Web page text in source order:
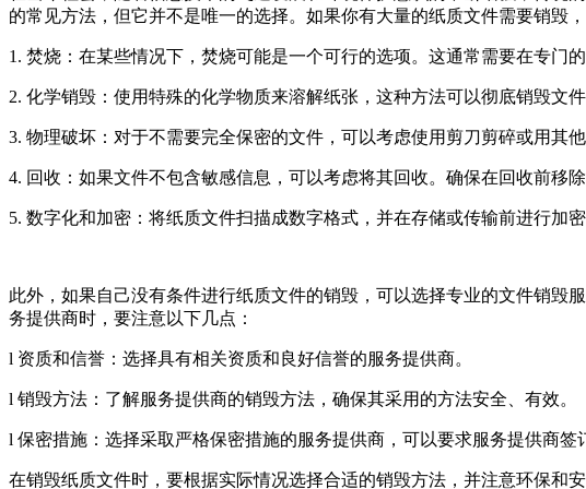
的常见方法，但它并不是唯一的选择。如果你有大量的纸质文件需要销毁
1. 焚烧：在某些情况下，焚烧可能是一个可行的选项。这通常需要在专门
2. 化学销毁：使用特殊的化学物质来溶解纸张，这种方法可以彻底销毁文
3. 物理破坏：对于不需要完全保密的文件，可以考虑使用剪刀剪碎或用其他
4. 回收：如果文件不包含敏感信息，可以考虑将其回收。确保在回收前移
5. 数字化和加密：将纸质文件扫描成数字格式，并在存储或传输前进行加
此外，如果自己没有条件进行纸质文件的销毁，可以选择专业的文件销毁
务提供商时，要注意以下几点：
l 资质和信誉：选择具有相关资质和良好信誉的服务提供商。
l 销毁方法：了解服务提供商的销毁方法，确保其采用的方法安全、有效。
l 保密措施：选择采取严格保密措施的服务提供商，可以要求服务提供商
在销毁纸质文件时，要根据实际情况选择合适的销毁方法，并注意环保和